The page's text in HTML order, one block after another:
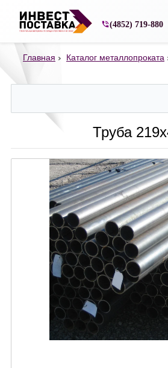
Строительные
(4852) 719-880
Главная Каталог металлопроката
Труба